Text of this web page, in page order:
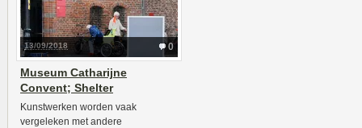
0
13/09/2018
Museum Catharijne
Convent; Shelter
Kunstwerken worden vaak
vergeleken met andere